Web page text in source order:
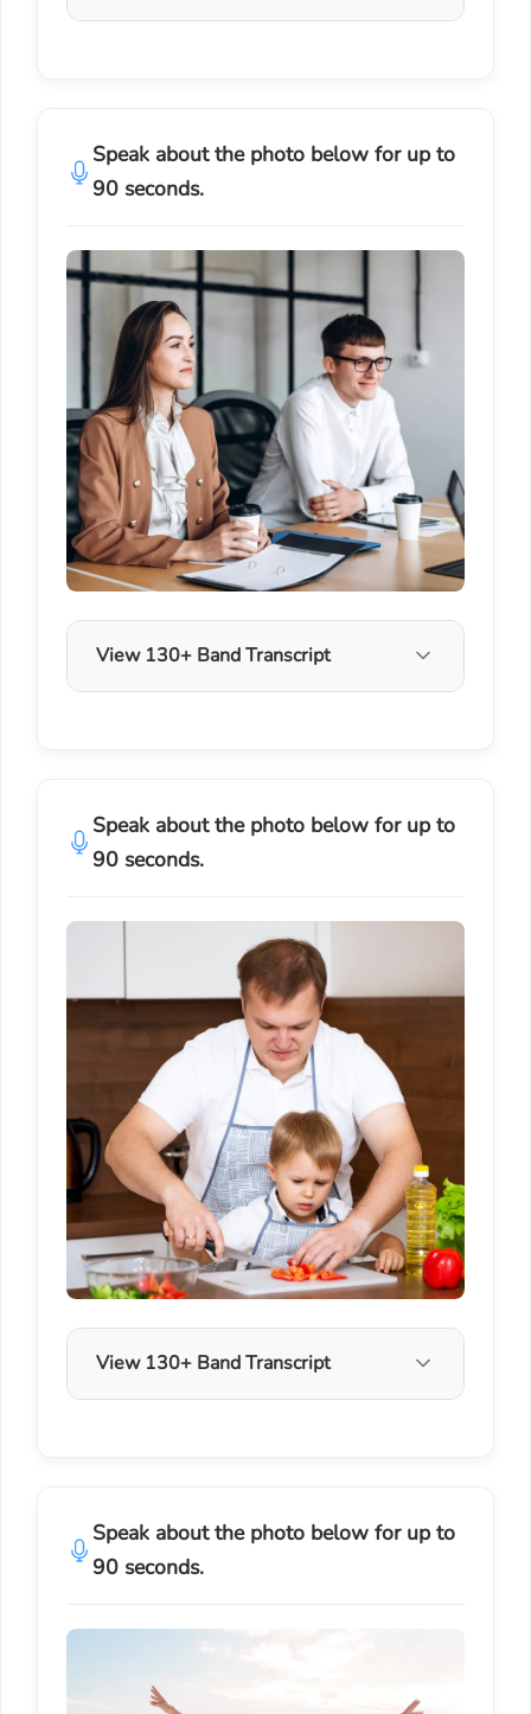
Speak about the photo below for up to
90 seconds.
View 130+ Band Transcript
Speak about the photo below for up to
90 seconds.
View 130+ Band Transcript
Speak about the photo below for up to
90 seconds.